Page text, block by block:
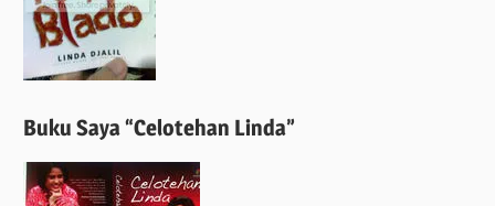
Buku Saya “Celotehan Linda”